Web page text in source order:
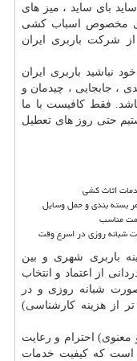
بای ساید ، میز های
های مخصوص اسباب کشی
از شرکت باربری ایران
نباشید باربری ایران
، جابجایی ، چیدمان و
فقط کافیست با ما
حتی روز های تعطیل
اثاث کشی
بسته ‌بندی و حمل وسایل
مناسب
باربری شهری و بین
از اعتماد و انتخاب
شبانه روزی و در
از هزینه کارشناسی)
احترام و رعایت
است که کیفیت خدمات